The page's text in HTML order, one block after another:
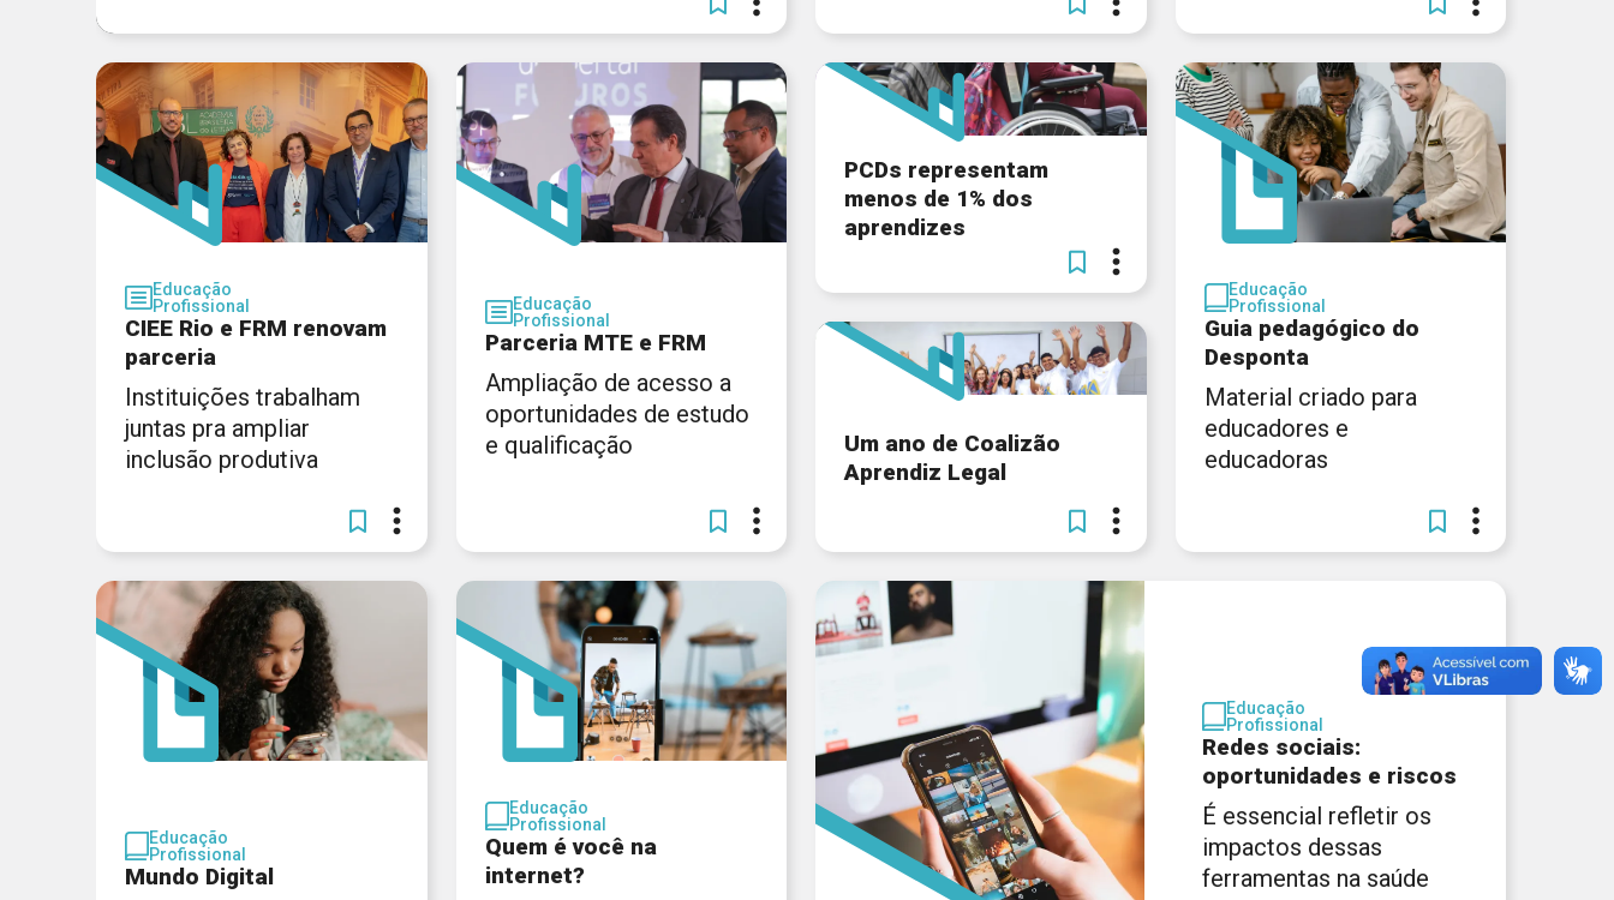
Educação
Profissional
CIEE Rio e FRM renovam
parceria
Instituições trabalham
juntas pra ampliar
inclusão produtiva
Educação
Profissional
Parceria MTE e FRM
Ampliação de acesso a
oportunidades de estudo
e qualificação
PCDs representam
menos de 1% dos
aprendizes
Um ano de Coalizão
Aprendiz Legal
Educação
Profissional
Guia pedagógico do
Desponta
Material criado para
educadores e
educadoras
Educação
Profissional
Mundo Digital
Educação
Profissional
Quem é você na
internet?
Educação
Profissional
Redes sociais:
oportunidades e riscos
É essencial refletir os
impactos dessas
ferramentas na saúde